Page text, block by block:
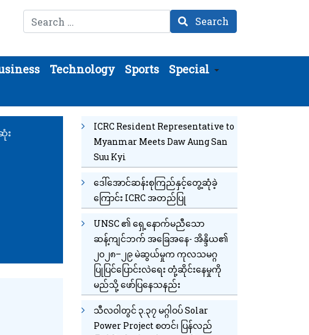
Search Search
Technology Sports
Special
း
ICRC Resident Representative to
Myanmar Meets Daw Aung San
Suu Kyi
ဒေါ်အောင်ဆန်းစုကြည်နှင့်တွေ့ဆုံခဲ့
ကြောင်း ICRC အတည်ပြု
UNSC ၏ ရှေ့နောက်မညီသော
ဆန့်ကျင်ဘက် အခြေအနေ- အိန္ဒိယ၏
၂၀၂၈–၂၉ မဲဆွယ်မှုက ကုလသမဂ္ဂ
ပြုပြင်ပြောင်းလဲရေး တုံ့ဆိုင်းနေမှုကို
မည်သို့ ဖော်ပြနေသနည်း
သီလဝါတွင် ၃.၃၇ မဂ္ဂါဝပ် Solar
Power Project စတင်၊ ပြန်လည်